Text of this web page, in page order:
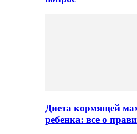
Диета кормящей
ребенка: все о